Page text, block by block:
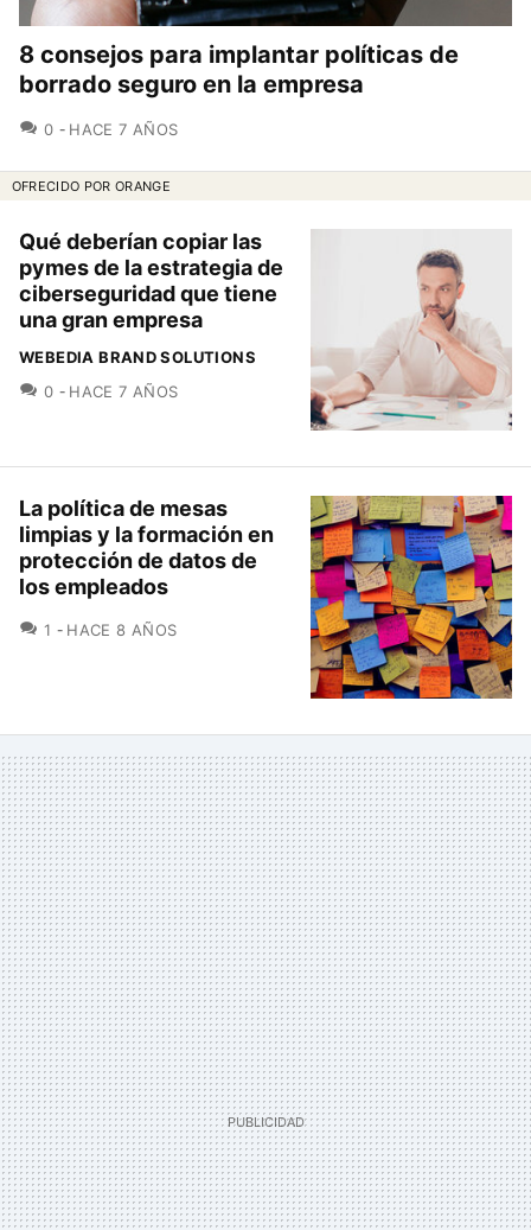
8 consejos para implantar políticas de
borrado seguro en la empresa
0 COMENTARIOS
HACE 7 AÑOS
OFRECIDO POR ORANGE
Qué deberían copiar las
pymes de la estrategia de
ciberseguridad que tiene
una gran empresa
WEBEDIA BRAND SOLUTIONS
0 COMENTARIOS
HACE 7 AÑOS
La política de mesas
limpias y la formación en
protección de datos de
los empleados
1 COMENTARIOS
HACE 8 AÑOS